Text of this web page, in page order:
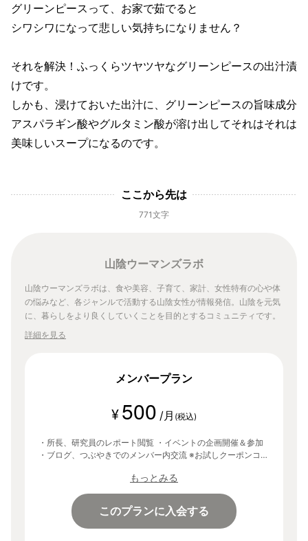
グリーンピースって、お家で茹でると
シワシワになって悲しい気持ちになりません？
それを解決！ふっくらツヤツヤなグリーンピースの出汁漬
けです。
しかも、浸けておいた出汁に、グリーンピースの旨味成分
アスパラギン酸やグルタミン酸が溶け出してそれはそれは
美味しいスープになるのです。
ここから先は
771文字
山陰ウーマンズラボ
山陰ウーマンズラボは、食や美容、子育て、家計、女性特有の心や体
の悩みなど、各ジャンルで活動する山陰女性が情報発信。山陰を元気
に、暮らしをより良くしていくことを目的とするコミュニティです。
詳細を見る
メンバープラン
¥ 500 /月 (税込)
・所長、研究員のレポート閲覧 ・イベントの企画開催＆参加
・ブログ、つぶやきでのメンバー内交流 ※お試しクーポンコー
もっとみる
このプランに入会する